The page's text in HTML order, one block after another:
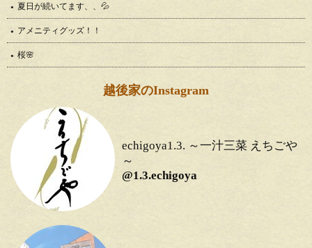
夏日が続いてます、、💦
アメニティグッズ！！
桜🌸
越後家のInstagram
echigoya1.3. ～一汁三菜 えちごや
～
@1.3.echigoya